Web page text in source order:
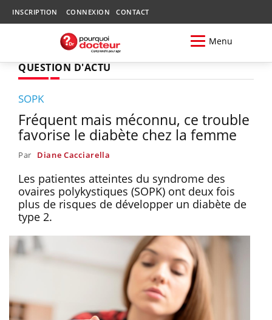
INSCRIPTION CONNEXION CONTACT
Menu
QUESTION D'ACTU
SOPK
Fréquent mais méconnu, ce trouble
favorise le diabète chez la femme
Par Diane Cacciarella
Les patientes atteintes du syndrome des
ovaires polykystiques (SOPK) ont deux fois
plus de risques de développer un diabète de
type 2.